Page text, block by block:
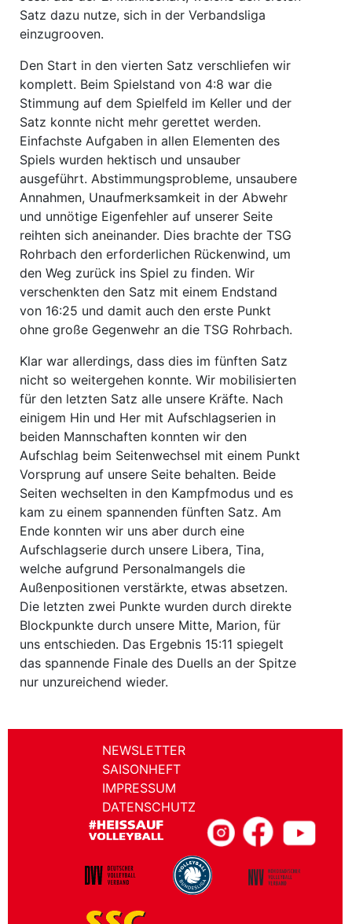
Satz dazu nutze, sich in der Verbandsliga
einzugrooven.
Den Start in den vierten Satz verschliefen wir
komplett. Beim Spielstand von 4:8 war die
Stimmung auf dem Spielfeld im Keller und der
Satz konnte nicht mehr gerettet werden.
Einfachste Aufgaben in allen Elementen des
Spiels wurden hektisch und unsauber
ausgeführt. Abstimmungsprobleme, unsaubere
Annahmen, Unaufmerksamkeit in der Abwehr
und unnötige Eigenfehler auf unserer Seite
reihten sich aneinander. Dies brachte der TSG
Rohrbach den erforderlichen Rückenwind, um
den Weg zurück ins Spiel zu finden. Wir
verschenkten den Satz mit einem Endstand
von 16:25 und damit auch den erste Punkt
ohne große Gegenwehr an die TSG Rohrbach.
Klar war allerdings, dass dies im fünften Satz
nicht so weitergehen konnte. Wir mobilisierten
für den letzten Satz alle unsere Kräfte. Nach
einigem Hin und Her mit Aufschlagserien in
beiden Mannschaften konnten wir den
Aufschlag beim Seitenwechsel mit einem Punkt
Vorsprung auf unsere Seite behalten. Beide
Seiten wechselten in den Kampfmodus und es
kam zu einem spannenden fünften Satz. Am
Ende konnten wir uns aber durch eine
Aufschlagserie durch unsere Libera, Tina,
welche aufgrund Personalmangels die
Außenpositionen verstärkte, etwas absetzen.
Die letzten zwei Punkte wurden durch direkte
Blockpunkte durch unsere Mitte, Marion, für
uns entschieden. Das Ergebnis 15:11 spiegelt
das spannende Finale des Duells an der Spitze
nur unzureichend wieder.
NEWSLETTER
SAISONHEFT
IMPRESSUM
DATENSCHUTZ